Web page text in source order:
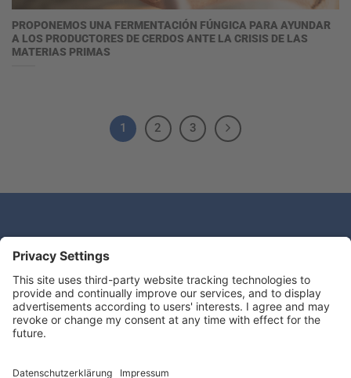
PROPONEMOS UNA FERMENTACIÓN FÚNGICA PARA AYUNDAR
A LOS PRODUCTORES DE CERDOS ANTE LA CRISIS DE LAS
MATERIAS PRIMAS
1 2 3
¿Tiene alguna pregunta?
Deseamos escuchar de usted.